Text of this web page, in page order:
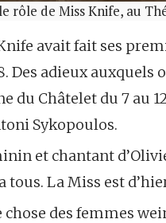
rôle de Miss Knife, au
avait fait ses
Des adieux
du Châtelet du 7 au
Sykopoulos.
et chantant
tous. La Miss est
chose des femmes